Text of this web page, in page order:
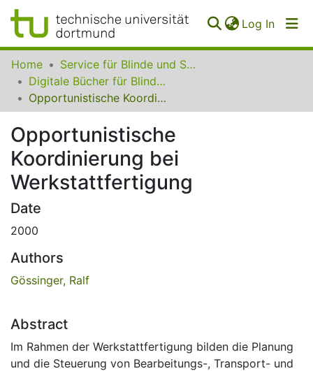
Log In
Communities
Collections
FAQ
Home
Service für Blinde und Sehbehinderte der UB Dortmund
Digitale Bücher für Blinde und Sehbehinderte
Opportunistische Koordinierung bei Werkstattfertigung
Opportunistische
Koordinierung bei
Werkstattfertigung
Date
2000
Authors
Gössinger, Ralf
Abstract
Im Rahmen der Werkstattfertigung bilden die Planung
und die Steuerung von Bearbeitungs-, Transport- und